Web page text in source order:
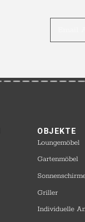
OBJEKTE​
Loungemöbel
Gartenmöbel
Griller
Individuelle